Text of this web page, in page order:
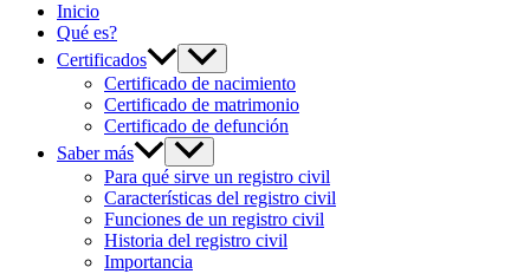
Inicio
Qué es?
Certificados
Certificado de nacimiento
Certificado de matrimonio
Certificado de defunción
Saber más
Para qué sirve un registro civil
Características del registro civil
Funciones de un registro civil
Historia del registro civil
Importancia